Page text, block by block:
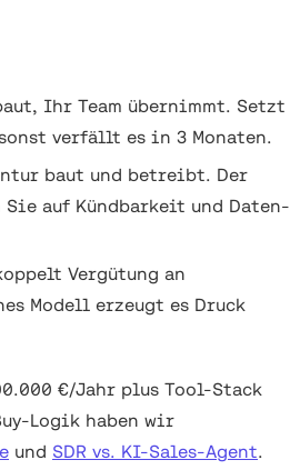
Ihr Team übernimmt. Setzt
verfällt es in 3 Monaten.
baut und betreibt. Der
auf Kündbarkeit und Daten-
Vergütung an
Modell erzeugt es Druck
€/Jahr plus Tool-Stack
Logik haben wir
und SDR vs. KI-Sales-Agent.